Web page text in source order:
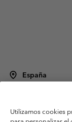
España
Condiciones de uso
Utilizamos cookies